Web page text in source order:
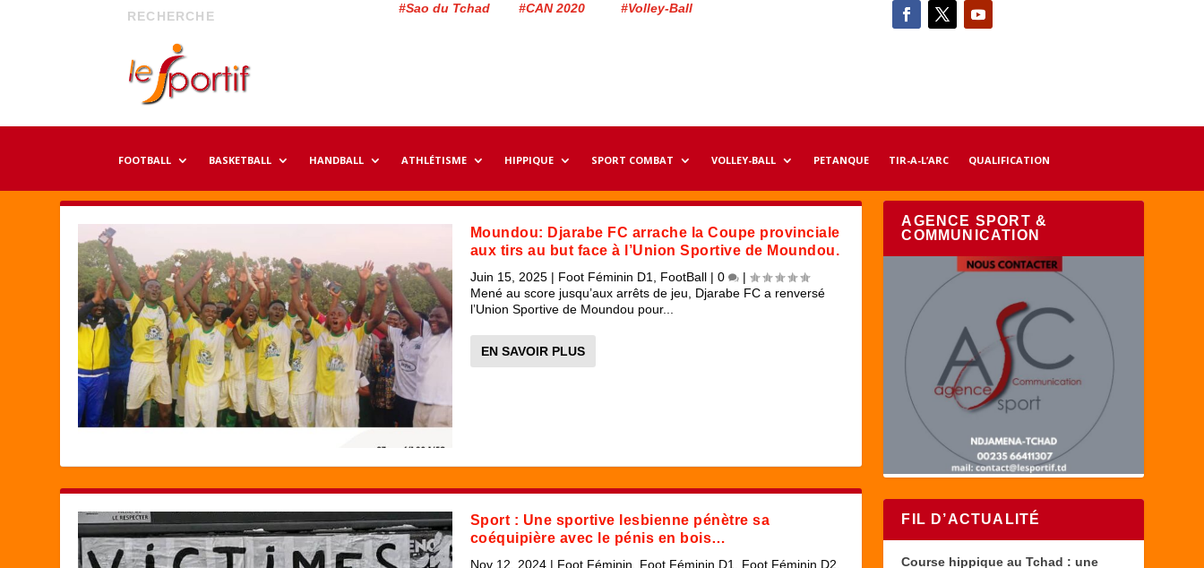
#Sao du Tchad #CAN 2020 #Volley-Ball
FOOTBALL BASKETBALL HANDBALL ATHLÉTISME HIPPIQUE SPORT COMBAT VOLLEY-BALL PETANQUE TIR-A-L’ARC QUALIFICATION
Moundou: Djarabe FC arrache la Coupe provinciale
aux tirs au but face à l’Union Sportive de Moundou.
Juin 15, 2025| Foot Féminin D1 FootBall| 0
|
Mené au score jusqu’aux arrêts de jeu, Djarabe FC a renversé
l’Union Sportive de Moundou pour...
EN SAVOIR PLUS
Sport : Une sportive lesbienne pénètre sa
coéquipière avec le pénis en bois…
Nov 12, 2024| Foot Féminin, Foot Féminin D1, Foot Féminin D2,
AGENCE SPORT &
COMMUNICATION
FIL D’ACTUALITÉ
Course hippique au Tchad : une